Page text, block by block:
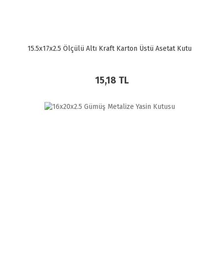
15.5x17x2.5 Ölçülü Altı Kraft Karton Üstü Asetat Kutu
15,18 TL